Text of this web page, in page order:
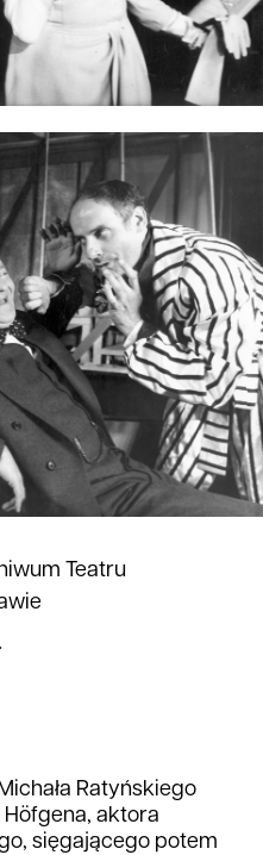
Teatru
Ratyńskiego
aktora
sięgającego potem